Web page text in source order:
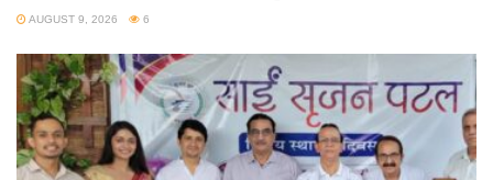
AUGUST 9, 2026 6